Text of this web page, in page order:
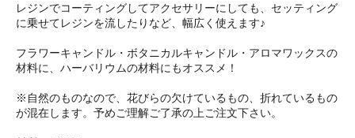
レジンでコーティングしてアクセサリーにしても、セッティング
に乗せてレジンを流したりなど、幅広く使えます♪
フラワーキャンドル・ボタニカルキャンドル・アロマワックスの
材料に、ハーバリウムの材料にもオススメ！
※自然のものなので、花びらの欠けているもの、折れているもの
が混在します。予めご理解ご了承の上ご注文下さい。